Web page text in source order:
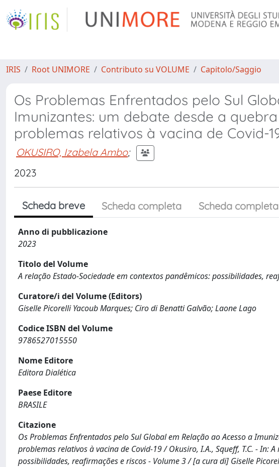
IRIS Root UNIMORE Contributo su VOLUME Capitolo/Saggio
Os Problemas Enfrentados pelo Sul
Imunizantes: um debate desde a
problemas relativos à vacina de Covid-
OKUSIRO, Izabela Ambo;
2023
Scheda breve Scheda completa Scheda
Anno di pubblicazione
2023
Titolo del Volume
A relação Estado-Sociedade em contextos pandêmicos: possibilidades,
Curatore/i del Volume (Editors)
Giselle Picorelli Yacoub Marques; Ciro di Benatti Galvão; Laone Lago
Codice ISBN del Volume
9786527015550
Nome Editore
Editora Dialética
Paese Editore
BRASILE
Citazione
Os Problemas Enfrentados pelo Sul Global em Relação ao Acesso a
problemas relativos à vacina de Covid-19 / Okusiro, I.A., Squeff, T.C. - In:
possibilidades, reafirmações e riscos - Volume 3 / [a cura di] Giselle